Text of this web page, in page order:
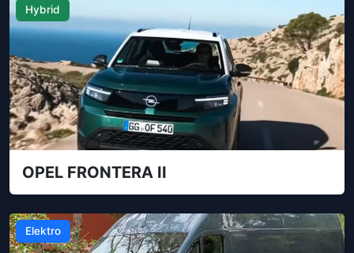
Hybrid
OPEL FRONTERA II
Elektro